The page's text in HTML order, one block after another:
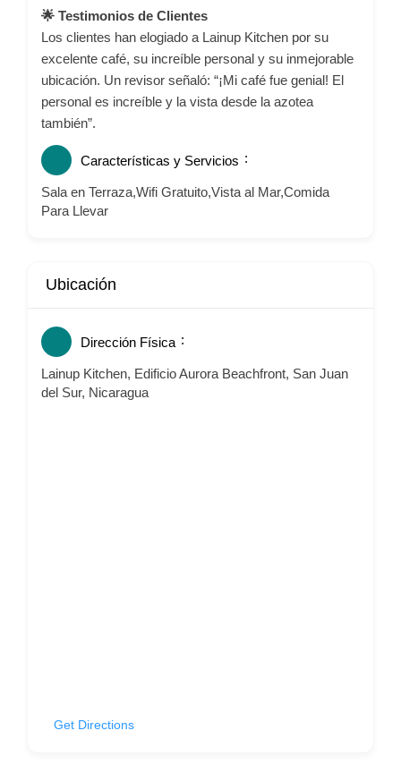
🌟 Testimonios de Clientes
Los clientes han elogiado a Lainup Kitchen por su
excelente café, su increíble personal y su inmejorable
ubicación. Un revisor señaló: “¡Mi café fue genial! El
personal es increíble y la vista desde la azotea
también”.
Características y Servicios
Sala en Terraza,Wifi Gratuito,Vista al Mar,Comida
Para Llevar
Ubicación
Dirección Física
Lainup Kitchen, Edificio Aurora Beachfront, San Juan
del Sur, Nicaragua
Get Directions